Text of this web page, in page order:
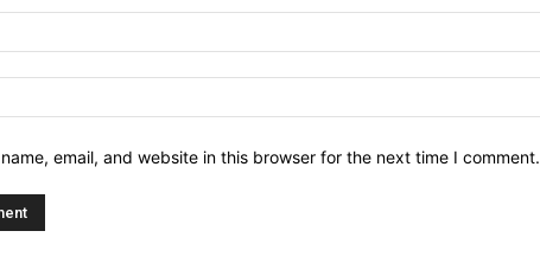
email, and website in this browser for the next time I comment.